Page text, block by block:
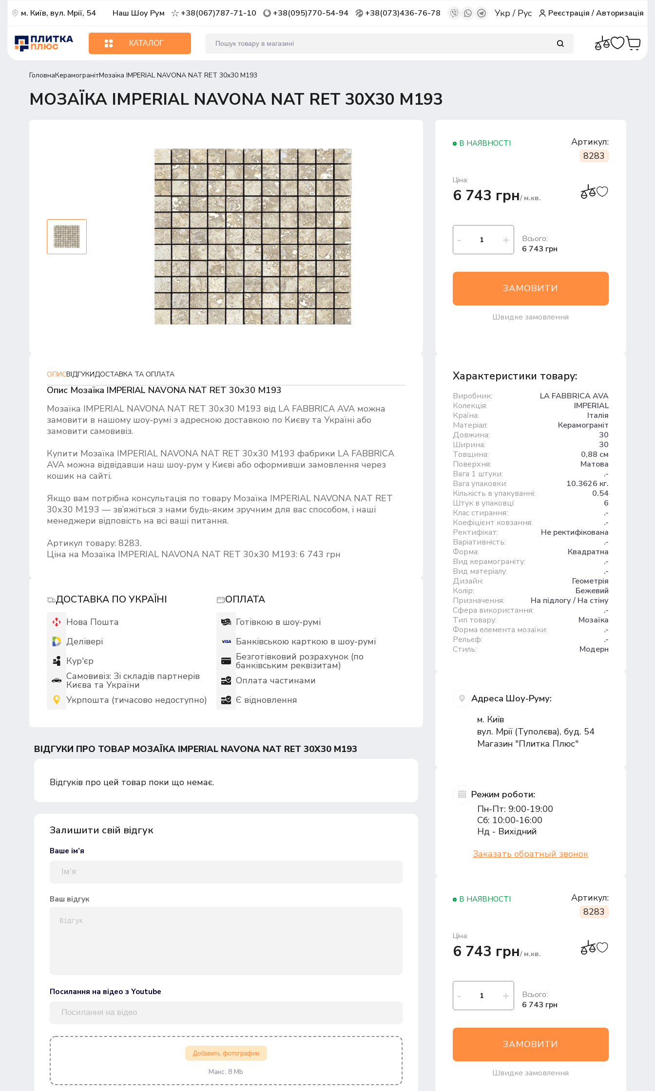
м. Київ, вул. Мрії, 54 Наш Шоу Рум +38(067)787-71-10 +38(095)770-54-94 +38(073)436-76-78 Укр/ Рус Реєстрація/Авторизація
КАТАЛОГ
ГоловнаКерамогранітМозаїка IMPERIAL NAVONA NAT RET 30х30 M193
МОЗАЇКА IMPERIAL NAVONA NAT RET 30Х30 M193
В НАЯВНОСТІ
Артикул:
8283
Ціна:
6 743 грн/ м.кв.
Всього:
6 743 грн
ЗАМОВИТИ
Швидке замовлення
ОПИСВІДГУКИДОСТАВКА ТА ОПЛАТА
Опис Мозаїка IMPERIAL NAVONA NAT RET 30х30 M193
Мозаїка IMPERIAL NAVONA NAT RET 30х30 M193 від LA FABBRICA AVA можна
замовити в нашому шоу-румі з адресною доставкою по Києву та Україні або
замовити самовивіз.
Купити Мозаїка IMPERIAL NAVONA NAT RET 30х30 M193 фабрики LA FABBRICA
AVA можна відвідавши наш шоу-рум у Києві або оформивши замовлення через
кошик на сайті.
Якщо вам потрібна консультація по товару Мозаїка IMPERIAL NAVONA NAT RET
30х30 M193 — зв’яжіться з нами будь-яким зручним для вас способом, і наші
менеджери відповість на всі ваші питання.
Артикул товару: 8283.
Ціна на Мозаїка IMPERIAL NAVONA NAT RET 30х30 M193: 6 743 грн
ДОСТАВКА ПО УКРАЇНІ
Нова Пошта
Делівері
Кур'єр
Самовивіз: Зі складів партнерів
Києва та України
Укрпошта (тичасово недоступно)
ОПЛАТА
Готівкою в шоу-румі
Банківською карткою в шоу-румі
Безготівковий розрахунок (по
банківським реквізитам)
Оплата частинами
Є відновлення
ВІДГУКИ ПРО ТОВАР МОЗАЇКА IMPERIAL NAVONA NAT RET 30Х30 M193
Відгуків про цей товар поки що немає.
Залишити свій відгук
Ваше ім’я
Ваш відгук
Посилання на відео з Youtube
Добавить фотографии
Макс. 8 Mb
Характеристики товару:
Виробник:
LA FABBRICA AVA
Колекція:
IMPERIAL
Країна:
Італія
Матеріал:
Керамограніт
Довжина:
30
Ширина:
30
Товщина:
0,88 см
Поверхня:
Матова
Вага 1 штуки:
.-
Вага упаковки:
10.3626 кг.
Кількість в упакуванні:
0.54
Штук в упаковці:
6
Клас стирання:
.-
Коефіцієнт ковзання:
.-
Ректифікат:
Не ректифікована
Варіативність:
.-
Форма:
Квадратна
Вид керамограніту:
.-
Вид матеріалу:
.-
Дизайн:
Геометрія
Колір:
Бежевий
Призначення:
На підлогу / На стіну
Сфера використання:
.-
Тип товару:
Мозаїка
Форма елемента мозаїки:
.-
Рельєф:
.-
Стиль:
Модерн
Адреса Шоу-Руму:
м. Київ
вул. Мрії (Туполєва), буд. 54
Магазин "Плитка Плюс"
Режим роботи:
Пн-Пт: 9:00-19:00
Сб: 10:00-16:00
Нд - Вихідний
Заказать обратный звонок
В НАЯВНОСТІ
Артикул:
8283
Ціна:
6 743 грн/ м.кв.
Всього:
6 743 грн
ЗАМОВИТИ
Швидке замовлення